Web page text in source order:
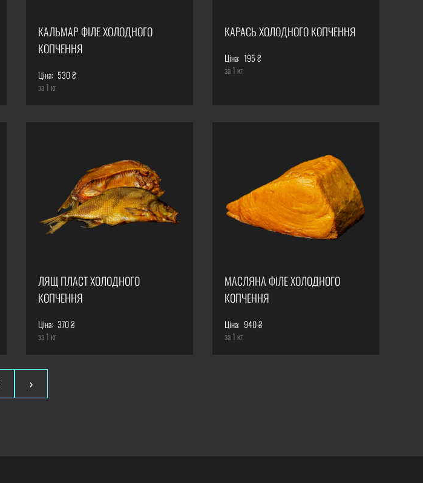
КАЛЬМАР ФІЛЕ ХОЛОДНОГО
КОПЧЕННЯ
Ціна: 530 ₴
за 1 кг
КАРАСЬ ХОЛОДНОГО КОПЧЕННЯ
Ціна: 195 ₴
за 1 кг
ЛЯЩ ПЛАСТ ХОЛОДНОГО
КОПЧЕННЯ
Ціна: 370 ₴
за 1 кг
МАСЛЯНА ФІЛЕ ХОЛОДНОГО
КОПЧЕННЯ
Ціна: 940 ₴
за 1 кг
›